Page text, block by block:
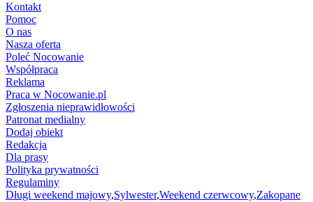
Kontakt
Pomoc
O nas
Nasza oferta
Poleć Nocowanie
Współpraca
Reklama
Praca w Nocowanie.pl
Zgłoszenia nieprawidłowości
Patronat medialny
Dodaj obiekt
Redakcja
Dla prasy
Polityka prywatności
Regulaminy
Długi weekend majowy,Sylwester,Weekend czerwcowy,Zakopane